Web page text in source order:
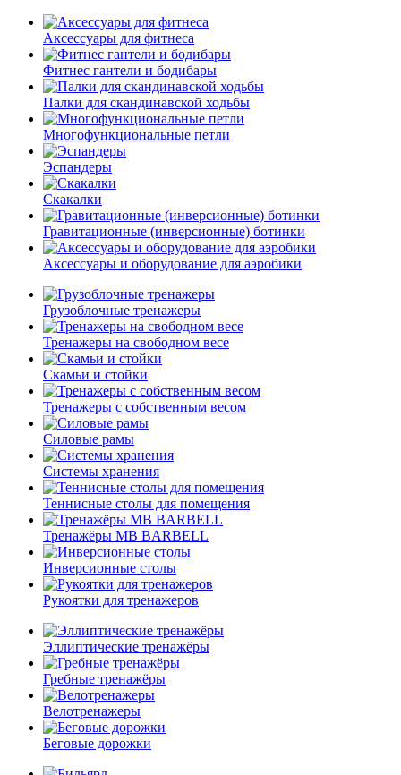
Аксессуары для фитнеса
Фитнес гантели и бодибары
Палки для скандинавской ходьбы
Многофункциональные петли
Эспандеры
Скакалки
Гравитационные (инверсионные) ботинки
Аксессуары и оборудование для аэробики
Грузоблочные тренажеры
Тренажеры на свободном весе
Скамьи и стойки
Тренажеры с собственным весом
Силовые рамы
Системы хранения
Теннисные столы для помещения
Тренажёры MB BARBELL
Инверсионные столы
Рукоятки для тренажеров
Эллиптические тренажёры
Гребные тренажёры
Велотренажеры
Беговые дорожки